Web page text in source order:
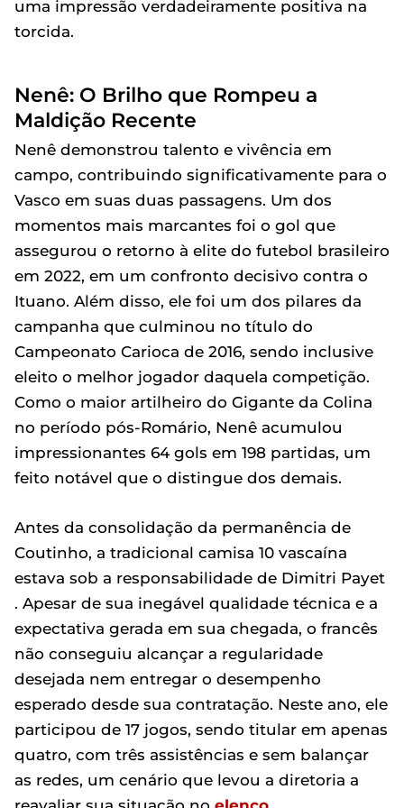
uma impressão verdadeiramente positiva na
torcida.
Nenê: O Brilho que Rompeu a
Maldição Recente
Nenê demonstrou talento e vivência em
campo, contribuindo significativamente para o
Vasco em suas duas passagens. Um dos
momentos mais marcantes foi o gol que
assegurou o retorno à elite do futebol brasileiro
em 2022, em um confronto decisivo contra o
Ituano. Além disso, ele foi um dos pilares da
campanha que culminou no título do
Campeonato Carioca de 2016, sendo inclusive
eleito o melhor jogador daquela competição.
Como o maior artilheiro do Gigante da Colina
no período pós-Romário, Nenê acumulou
impressionantes 64 gols em 198 partidas, um
feito notável que o distingue dos demais.
Antes da consolidação da permanência de
Coutinho, a tradicional camisa 10 vascaína
estava sob a responsabilidade de Dimitri Payet
. Apesar de sua inegável qualidade técnica e a
expectativa gerada em sua chegada, o francês
não conseguiu alcançar a regularidade
desejada nem entregar o desempenho
esperado desde sua contratação. Neste ano, ele
participou de 17 jogos, sendo titular em apenas
quatro, com três assistências e sem balançar
as redes, um cenário que levou a diretoria a